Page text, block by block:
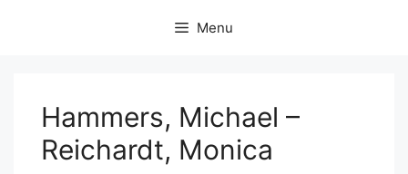
Menu
Hammers, Michael –
Reichardt, Monica